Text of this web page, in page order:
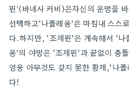
핀'(바네사 커비)은자신의 운명을
선택하고‘나폴레옹’은 마침내 스스
다.하지만, ‘조제핀’은 계속해서 ‘
옹’의 야망은 ‘조제핀’과 끝없이
영웅 아무것도 갖지 못한 황제,‘나
다!